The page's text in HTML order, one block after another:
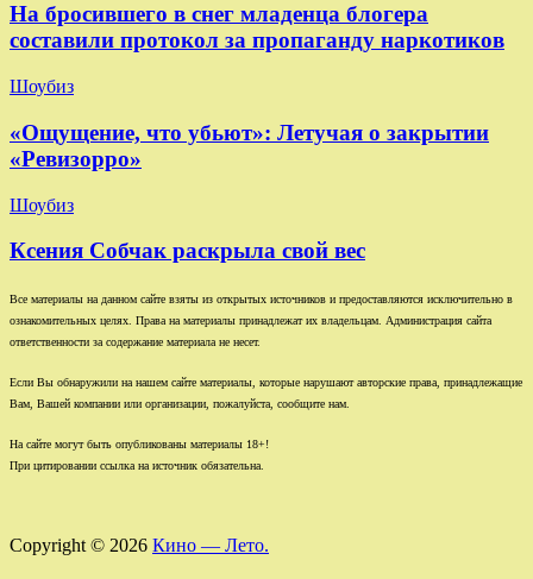
На бросившего в снег младенца блогера
составили протокол за пропаганду наркотиков
Шоубиз
«Ощущение, что убьют»: Летучая о закрытии
«Ревизорро»
Шоубиз
Ксения Собчак раскрыла свой вес
Все материалы на данном сайте взяты из открытых источников и предоставляются исключительно в
ознакомительных целях. Права на материалы принадлежат их владельцам. Администрация сайта
ответственности за содержание материала не несет.
Если Вы обнаружили на нашем сайте материалы, которые нарушают авторские права, принадлежащие
Вам, Вашей компании или организации, пожалуйста, сообщите нам.
На сайте могут быть опубликованы материалы 18+!
При цитировании ссылка на источник обязательна.
Copyright © 2026 Кино — Лето.